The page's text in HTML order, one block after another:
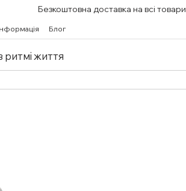
Безкоштовна доставка на всі товари
Блог
ритмі життя